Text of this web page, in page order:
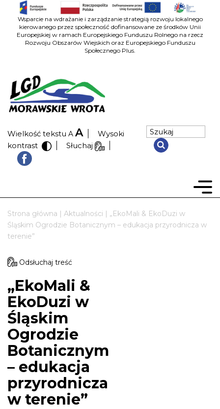
Wsparcie na wdrażanie i zarządzanie strategią rozwoju lokalnego
kierowanego przez społeczność dofinansowane ze środków Unii
Europejskiej w ramach Europejskiego Funduszu Rolnego na rzecz
Rozwoju Obszarów Wiejskich oraz Europejskiego Funduszu
Społecznego Plus.
Wielkość tekstu A A
Wysoki
kontrast
Słuchaj
Strona główna | Aktualności | „EkoMali & EkoDuzi w
Śląskim Ogrodzie Botanicznym – edukacja przyrodnicza w
terenie”
Odsłuchaj treść
„EkoMali &
EkoDuzi w
Śląskim
Ogrodzie
Botanicznym
– edukacja
przyrodnicza
w terenie”